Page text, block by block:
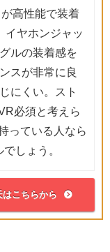
高性能で装着
イヤホンジャッ
ルの装着感を
スが非常に良
にくい。スト
必須と考えら
っている人なら
しょう。
はこちらから